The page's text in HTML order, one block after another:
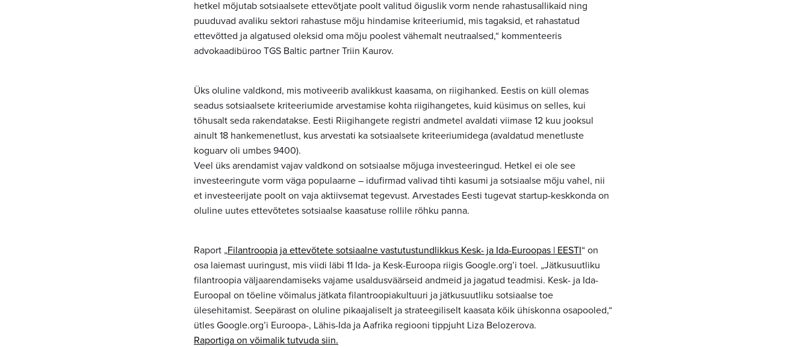
hetkel mõjutab sotsiaalsete ettevõtjate poolt valitud õiguslik vorm nende rahastusallikaid ning
puuduvad avaliku sektori rahastuse mõju hindamise kriteeriumid, mis tagaksid, et rahastatud
ettevõtted ja algatused oleksid oma mõju poolest vähemalt neutraalsed,“ kommenteeris
advokaadibüroo TGS Baltic partner Triin Kaurov.
Üks oluline valdkond, mis motiveerib avalikkust kaasama, on riigihanked. Eestis on küll olemas
seadus sotsiaalsete kriteeriumide arvestamise kohta riigihangetes, kuid küsimus on selles, kui
tõhusalt seda rakendatakse. Eesti Riigihangete registri andmetel avaldati viimase 12 kuu jooksul
ainult 18 hankemenetlust, kus arvestati ka sotsiaalsete kriteeriumidega (avaldatud menetluste
koguarv oli umbes 9400).
Veel üks arendamist vajav valdkond on sotsiaalse mõjuga investeeringud. Hetkel ei ole see
investeeringute vorm väga populaarne – idufirmad valivad tihti kasumi ja sotsiaalse mõju vahel, nii
et investeerijate poolt on vaja aktiivsemat tegevust. Arvestades Eesti tugevat startup-keskkonda on
oluline uutes ettevõtetes sotsiaalse kaasatuse rollile rõhku panna.
Raport „Filantroopia ja ettevõtete sotsiaalne vastutustundlikkus Kesk- ja Ida-Euroopas | EESTI“ on
osa laiemast uuringust, mis viidi läbi 11 Ida- ja Kesk-Euroopa riigis Google.org’i toel. „Jätkusuutliku
filantroopia väljaarendamiseks vajame usaldusväärseid andmeid ja jagatud teadmisi. Kesk- ja Ida-
Euroopal on tõeline võimalus jätkata filantroopiakultuuri ja jätkusuutliku sotsiaalse toe
ülesehitamist. Seepärast on oluline pikaajaliselt ja strateegiliselt kaasata kõik ühiskonna osapooled,“
ütles Google.org’i Euroopa-, Lähis-Ida ja Aafrika regiooni tippjuht Liza Belozerova.
Raportiga on võimalik tutvuda siin.